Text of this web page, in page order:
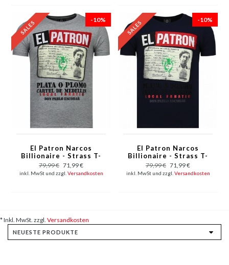
-10%
El Patron Narcos
Billionaire - Strass T-
shirt - Grau
79,99 € 71,99 €
inkl. MwSt und zzgl. Versandkosten
-10%
El Patron Narcos
Billionaire - Strass T-
shirt - Blau
79,99 € 71,99 €
inkl. MwSt und zzgl. Versandkosten
* Inkl. MwSt. zzgl. Versandkosten